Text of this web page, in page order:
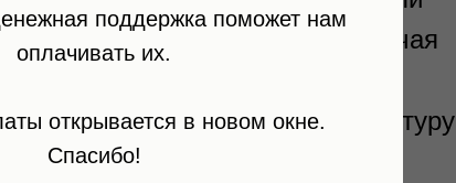
. Через анализ процесса, включая
обеспечения и множество
иллюстрацию и уличную скульптуру
общественной культуры со
поддержка поможет нам
оплачивать их.
открывается в новом окне.
Спасибо!